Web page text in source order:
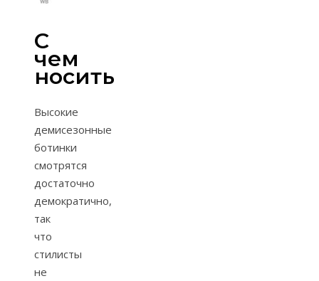
С
чем
носить
Высокие
демисезонные
ботинки
смотрятся
достаточно
демократично,
так
что
стилисты
не